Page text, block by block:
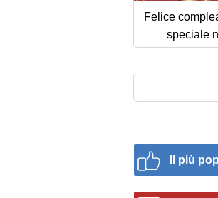
Felice
speciale
Il più